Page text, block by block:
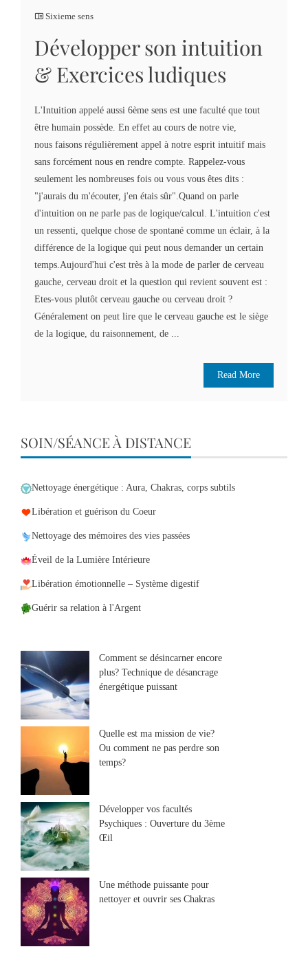
Sixieme sens
Développer son intuition
& Exercices ludiques
L'Intuition appelé aussi 6ème sens est une faculté que tout
être humain possède. En effet au cours de notre vie,
nous faisons régulièrement appel à notre esprit intuitif mais
sans forcément nous en rendre compte. Rappelez-vous
seulement les nombreuses fois ou vous vous êtes dits :
"j'aurais du m'écouter, j'en étais sûr".Quand on parle
d'intuition on ne parle pas de logique/calcul. L'intuition c'est
un ressenti, quelque chose de spontané comme un éclair, à la
différence de la logique qui peut nous demander un certain
temps.Aujourd'hui c'est très à la mode de parler de cerveau
gauche, cerveau droit et la question qui revient souvent est :
Etes-vous plutôt cerveau gauche ou cerveau droit ?
Généralement on peut lire que le cerveau gauche est le siège
de la logique, du raisonnement, de ...
Read More
SOIN/SÉANCE À DISTANCE
Nettoyage énergétique : Aura, Chakras, corps subtils
Libération et guérison du Coeur
Nettoyage des mémoires des vies passées
Éveil de la Lumière Intérieure
Libération émotionnelle – Système digestif
Guérir sa relation à l'Argent
Comment se désincarner encore
plus? Technique de désancrage
énergétique puissant
Quelle est ma mission de vie?
Ou comment ne pas perdre son
temps?
Développer vos facultés
Psychiques : Ouverture du 3ème
Œil
Une méthode puissante pour
nettoyer et ouvrir ses Chakras